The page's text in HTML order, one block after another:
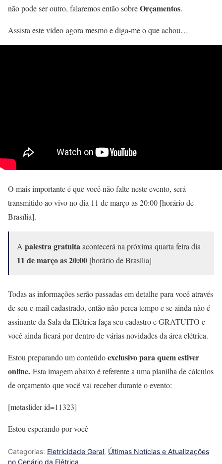
não pode ser outro, falaremos então sobreOrçamentos.
Assista este vídeo agora mesmo e diga-me o que achou…
O mais importante é que você não falte neste evento, será
transmitido ao vivo no dia 11 de março as 20:00 [horário de
Brasília].
A palestra gratuitaacontecerá na próxima quarta feira dia
11 de março as 20:00 [horário de Brasília]
Todas as informações serão passadas em detalhe para você através
de seu e-mail cadastrado, então não perca tempo e se ainda não é
assinante da Sala da Elétrica faça seu cadastro e GRATUITO e
você ainda ficará por dentro de várias novidades da área elétrica.
Estou preparando um conteúdoexclusivo para quem estiver
online. Esta imagem abaixo é referente a uma planilha de cálculos
de orçamento que você vai receber durante o evento:
[metaslider id=11323]
Estou esperando por você
Categorias: Eletricidade Geral, Últimas Notícias e Atualizações
no Cenário da Elétrica